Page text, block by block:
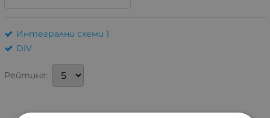
Интегрални схеми 1
DIV
Рейтинг: